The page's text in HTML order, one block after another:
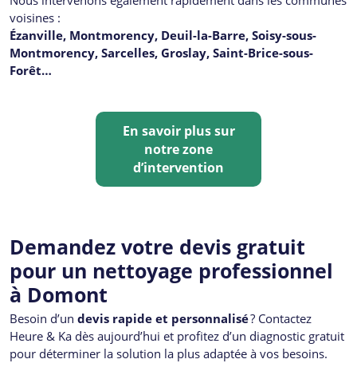
voisines :
Ézanville, Montmorency, Deuil-la-Barre, Soisy-sous-
Montmorency, Sarcelles, Groslay, Saint-Brice-sous-
Forêt…
En savoir plus sur
notre zone
d’intervention
Demandez votre devis gratuit
pour un nettoyage professionnel
à Domont
Besoin d’un devis rapide et personnalisé? Contactez
Heure & Ka dès aujourd’hui et profitez d’un diagnostic gratuit
pour déterminer la solution la plus adaptée à vos besoins.